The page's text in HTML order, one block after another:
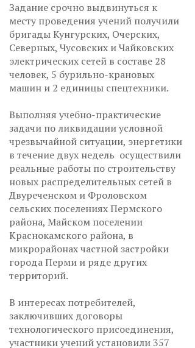
Задание срочно выдвинуться к
месту проведения учений получили
бригады Кунгурских, Очерских,
Северных, Чусовских и Чайковских
электрических сетей в составе 28
человек, 5 бурильно-крановых
машин и 2 единицы спецтехники.
Выполняя учебно-практические
задачи по ликвидации условной
чрезвычайной ситуации, энергетики
в течение двух недель осуществили
реальные работы по строительству
новых распределительных сетей в
Двуреченском и Фроловском
сельских поселениях Пермского
района, Майском поселении
Краснокамского района, в
микрорайонах частной застройки
города Перми и ряде других
территорий.
В интересах потребителей,
заключивших договоры
технологического присоединения,
участники учений установили 357